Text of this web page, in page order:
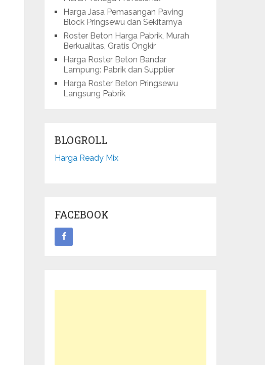
Harga Jasa Pemasangan Paving
Block Pringsewu dan Sekitarnya
Roster Beton Harga Pabrik, Murah
Berkualitas, Gratis Ongkir
Harga Roster Beton Bandar
Lampung: Pabrik dan Supplier
Harga Roster Beton Pringsewu
Langsung Pabrik
BLOGROLL
Harga Ready Mix
FACEBOOK